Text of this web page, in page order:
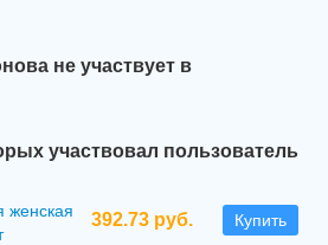
не участвует в
участвовал пользователь
392.73 руб. Купить
женская